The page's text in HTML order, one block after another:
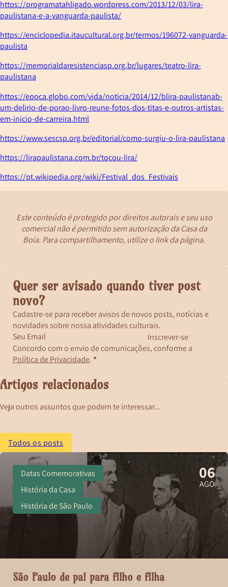
https://programatahligado.wordpress.com/2013/12/03/lira-
paulistana-e-a-vanguarda-paulista/
https://enciclopedia.itaucultural.org.br/termos/196072-vanguarda-
paulista
https://memorialdaresistenciasp.org.br/lugares/teatro-lira-
paulistana
https://epoca.globo.com/vida/noticia/2014/12/blira-paulistanab-
um-delirio-de-porao-livro-reune-fotos-dos-titas-e-outros-artistas-
em-inicio-de-carreira.html
https://www.sescsp.org.br/editorial/como-surgiu-o-lira-paulistana
https://lirapaulistana.com.br/tocou-lira/
https://pt.wikipedia.org/wiki/Festival_dos_Festivais
Este conteúdo é protegido por direitos autorais e seu uso
comercial não é permitido sem autorização da Casa da
Boia. Para compartilhamento, utilize o link da página.
Quer ser avisado quando tiver post
novo?
Cadastre-se para receber avisos de novos posts, notícias e
novidades sobre nossa atividades culturais.
Inscrever-se
Concordo com o envio de comunicações, conforme a
Política de Privacidade. *
Artigos relacionados
Veja outros assuntos que podem te interessar...
Todos os posts
São Paulo de pai para filho e filha
Datas Comemorativas
História da Casa
História de São Paulo
06
AGO